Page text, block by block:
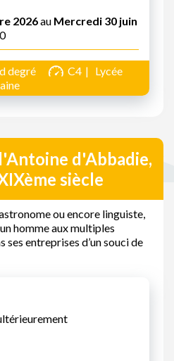
2026au Mercredi 30 juin
degré C4
Lycée
d'Abbadie,
siècle
ou encore linguiste,
homme aux multiples
ses entreprises d’un souci de